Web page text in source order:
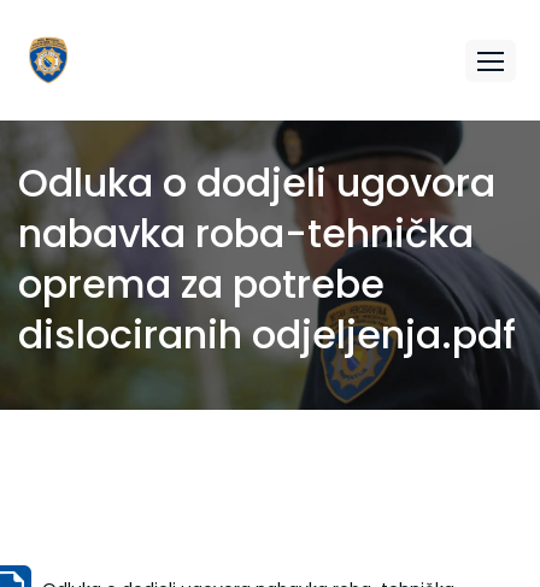
Odluka o dodjeli ugovora
nabavka roba-tehnička
oprema za potrebe
dislociranih odjeljenja.pdf